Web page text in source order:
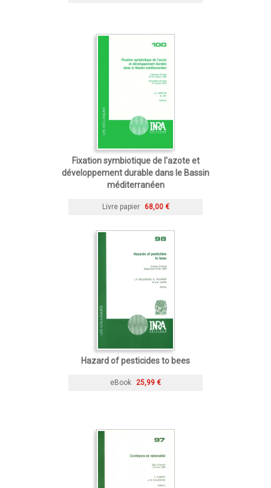
Fixation symbiotique de l'azote et
développement durable dans le Bassin
méditerranéen
Livre papier 68,00 €
Hazard of pesticides to bees
eBook 25,99 €